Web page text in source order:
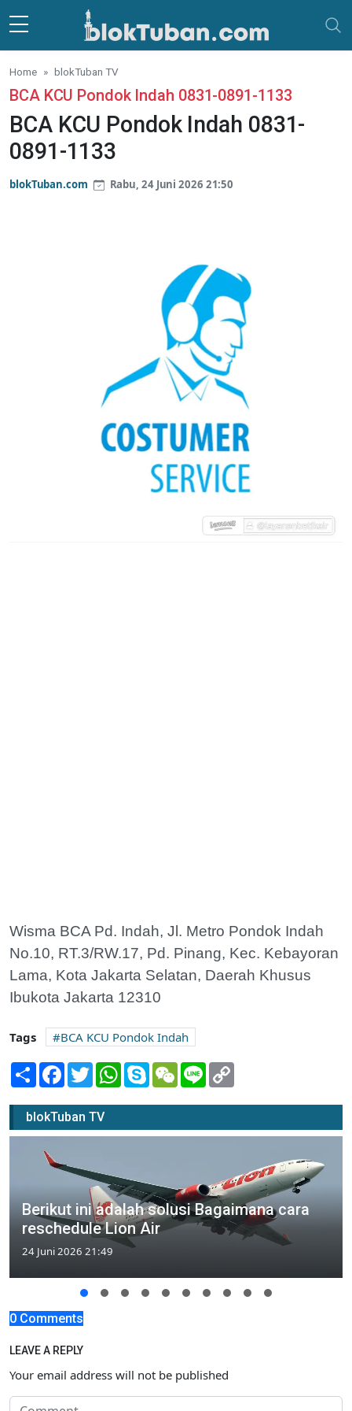
Skip to main content
Home blokTuban TV
BCA KCU Pondok Indah 0831-0891-1133
BCA KCU Pondok Indah 0831-
0891-1133
blokTuban.com Rabu, 24 Juni 2026 21:50
Wisma BCA Pd. Indah, Jl. Metro Pondok Indah
No.10, RT.3/RW.17, Pd. Pinang, Kec. Kebayoran
Lama, Kota Jakarta Selatan, Daerah Khusus
Ibukota Jakarta 12310
Tags
BCA KCU Pondok Indah
Share Facebook
TwitterWhatsApp
SkypeWeChatLine
blokTuban TV
Berikut ini adalah solusi Bagaimana cara
reschedule Lion Air
24 Juni 2026 21:49
0 Comments
LEAVE A REPLY
Your email address will not be published